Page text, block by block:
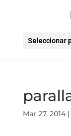
Seleccionar
Mar 27, 2014|